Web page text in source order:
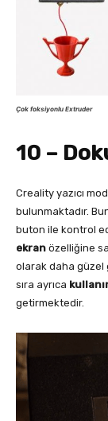
Çok foksiyonlu Extruder
10 –
Creality yazıcı
bulunmaktadır.
buton ile kontrol
ekran özelliğine
olarak daha güzel
sıra ayrıca
getirmektedir.